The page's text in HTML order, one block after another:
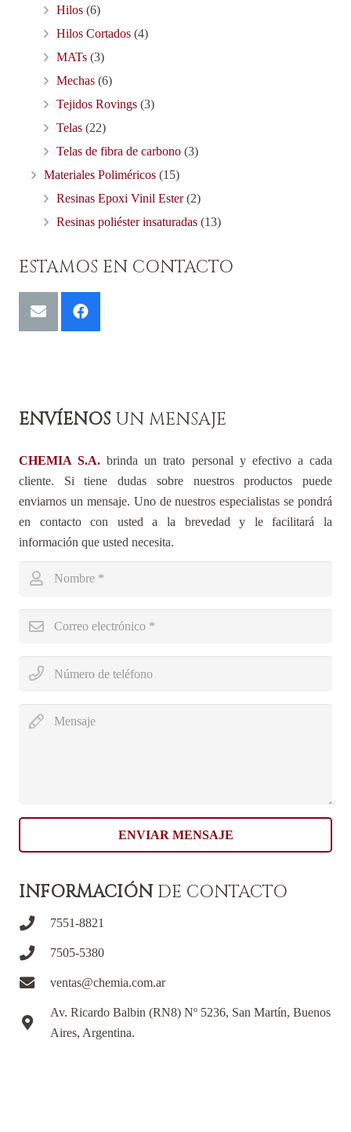
Hilos (6)
Hilos Cortados (4)
MATs (3)
Mechas (6)
Tejidos Rovings (3)
Telas (22)
Telas de fibra de carbono (3)
Materiales Poliméricos (15)
Resinas Epoxi Vinil Ester(2)
Resinas poliéster insaturadas (13)
ESTAMOS EN CONTACTO
ENVÍENOS UN MENSAJE
CHEMIA S.A. brinda un trato personal y efectivo a cada
cliente. Si tiene dudas sobre nuestros productos puede
enviarnos un mensaje. Uno de nuestros especialistas se pondrá
en contacto con usted a la brevedad y le facilitará la
información que usted necesita.
ENVIAR MENSAJE
INFORMACIÓNDE CONTACTO
7551-8821
7505-5380
ventas@chemia.com.ar
Av. Ricardo Balbin (RN8) Nº 5236, San Martín, Buenos
Aires, Argentina.